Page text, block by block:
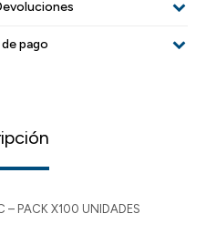
pago
– PACK X100 UNIDADES